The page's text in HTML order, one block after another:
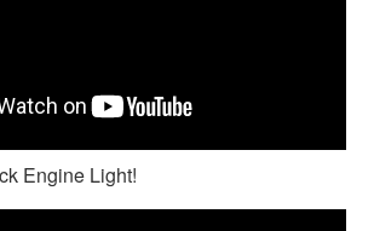
Engine Light!